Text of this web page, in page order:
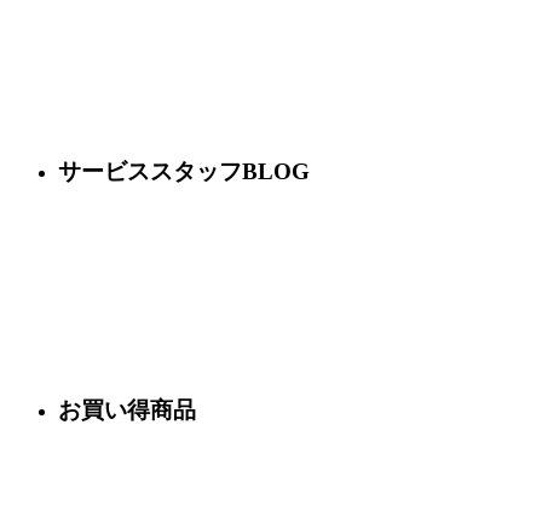
サービススタッフBLOG
お買い得商品